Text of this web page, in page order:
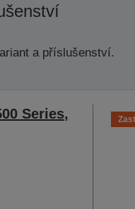
a příslušenství.
Series,